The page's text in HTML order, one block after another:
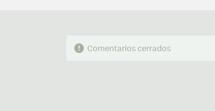
Comentarios cerrados